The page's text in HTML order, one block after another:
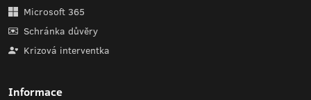
Microsoft 365
Schránka důvěry
Krizová interventka
Informace